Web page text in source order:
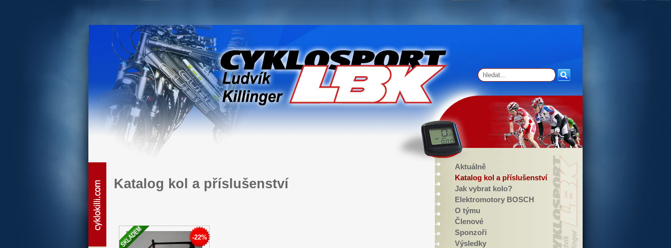
Katalog kol a příslušenství
-22%
Aktuálně
Katalog kol a příslušenství
Jak vybrat kolo?
Elektromotory BOSCH
O týmu
Členové
Sponzoři
Výsledky